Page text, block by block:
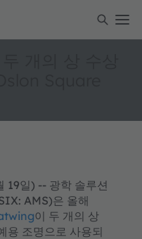
19일) -- 광학 솔루션
AMS)은 올해
이 두 개의 상
용 조명으로 사용되